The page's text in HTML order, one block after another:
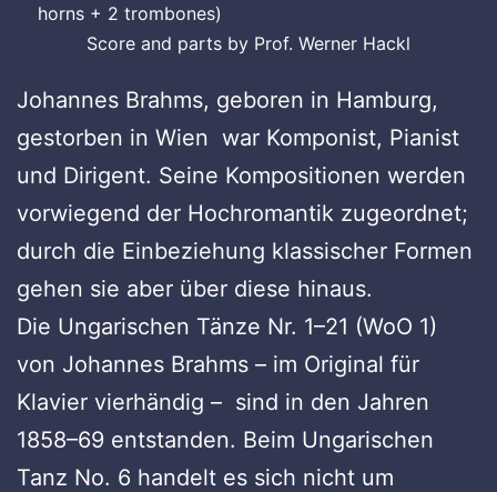
horns + 2 trombones)
Score and parts by Prof. Werner Hackl
Johannes Brahms, geboren in Hamburg,
gestorben in Wien war Komponist, Pianist
und Dirigent. Seine Kompositionen werden
vorwiegend der Hochromantik zugeordnet;
durch die Einbeziehung klassischer Formen
gehen sie aber über diese hinaus.
Die Ungarischen Tänze Nr. 1–21 (WoO 1)
von Johannes Brahms – im Original für
Klavier vierhändig – sind in den Jahren
1858–69 entstanden. Beim Ungarischen
Tanz No. 6 handelt es sich nicht um